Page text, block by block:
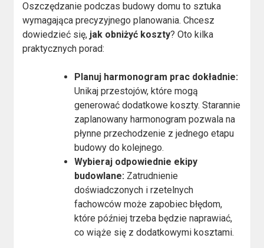
Oszczędzanie podczas budowy domu to sztuka
wymagająca precyzyjnego planowania. Chcesz
dowiedzieć się, jak obniżyć koszty? Oto kilka
praktycznych porad:
Planuj harmonogram prac dokładnie:
Unikaj przestojów, które mogą
generować dodatkowe koszty. Starannie
zaplanowany harmonogram pozwala na
płynne przechodzenie z jednego etapu
budowy do kolejnego.
Wybieraj odpowiednie ekipy
budowlane: Zatrudnienie
doświadczonych i rzetelnych
fachowców może zapobiec błędom,
które później trzeba będzie naprawiać,
co wiąże się z dodatkowymi kosztami.